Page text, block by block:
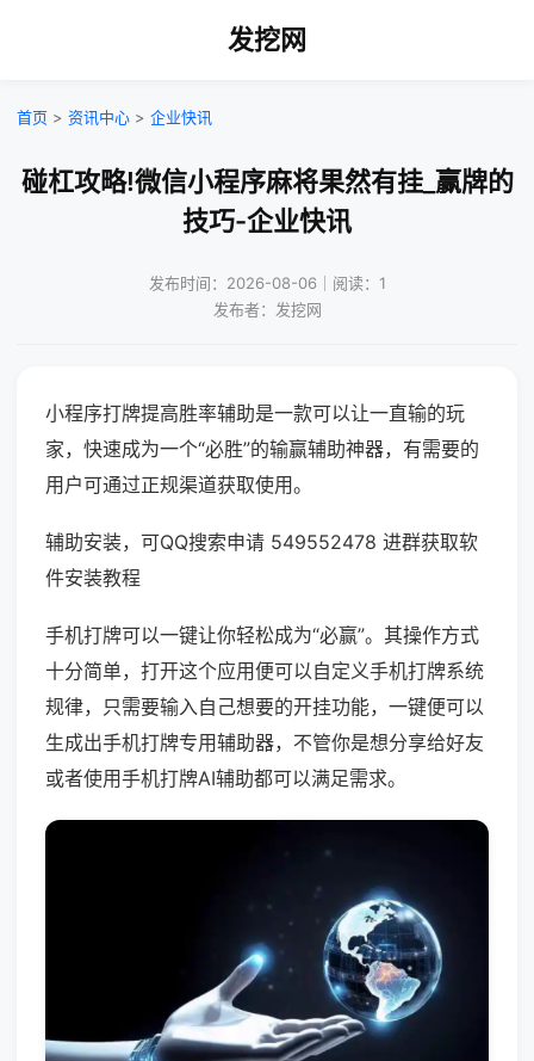
发挖网
首页 > 资讯中心 > 企业快讯
碰杠攻略!微信小程序麻将果然有挂_赢牌的
技巧-企业快讯
发布时间：2026-08-06｜阅读：1
发布者：发挖网
小程序打牌提高胜率辅助是一款可以让一直输的玩
家，快速成为一个“必胜”的输赢辅助神器，有需要的
用户可通过正规渠道获取使用。
辅助安装，可QQ搜索申请 549552478 进群获取软
件安装教程
手机打牌可以一键让你轻松成为“必赢”。其操作方式
十分简单，打开这个应用便可以自定义手机打牌系统
规律，只需要输入自己想要的开挂功能，一键便可以
生成出手机打牌专用辅助器，不管你是想分享给好友
或者使用手机打牌AI辅助都可以满足需求。